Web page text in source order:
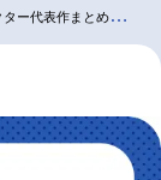
まとめ（2022年版）